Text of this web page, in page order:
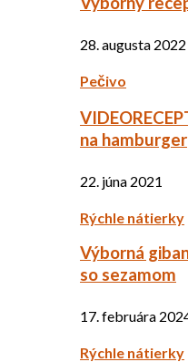
28. augusta 2022
Pečivo
na hamburger
22. júna 2021
Rýchle nátierky
Výborná
so sezamom
17. februára
Rýchle nátierky